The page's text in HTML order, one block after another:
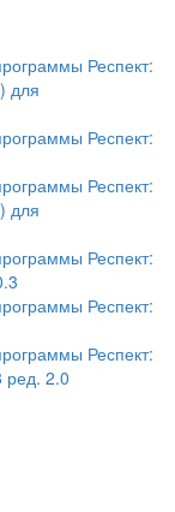
Респект:
для
Респект:
Респект:
для
Респект:
Респект:
Респект:
ред. 2.0